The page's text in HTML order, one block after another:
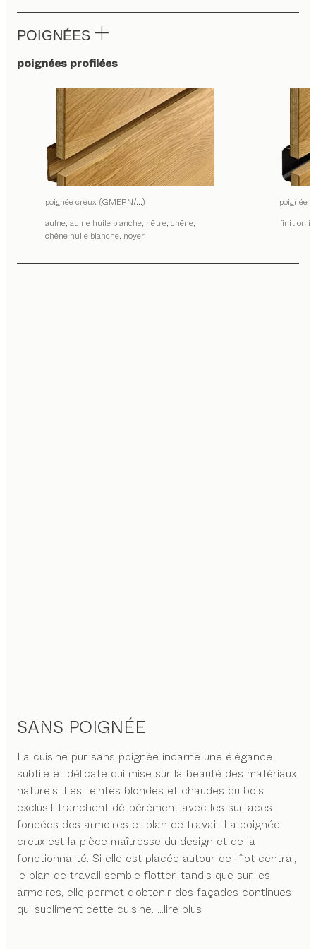
POIGNÉES
poignées profilées
poignée creux (GMERN/…)
aulne, aulne huile blanche, hêtre, chêne,
chêne huile blanche, noyer
poignée
finition
SANS POIGNÉE
La cuisine pur sans poignée incarne une élégance
subtile et délicate qui mise sur la beauté des matériaux
naturels. Les teintes blondes et chaudes du bois
exclusif tranchent délibérément avec les surfaces
foncées des armoires et plan de travail. La poignée
creux est la pièce maîtresse du design et de la
fonctionnalité. Si elle est placée autour de l’îlot central,
le plan de travail semble flotter, tandis que sur les
armoires, elle permet d’obtenir des façades continues
qui subliment cette cuisine. ...lire plus